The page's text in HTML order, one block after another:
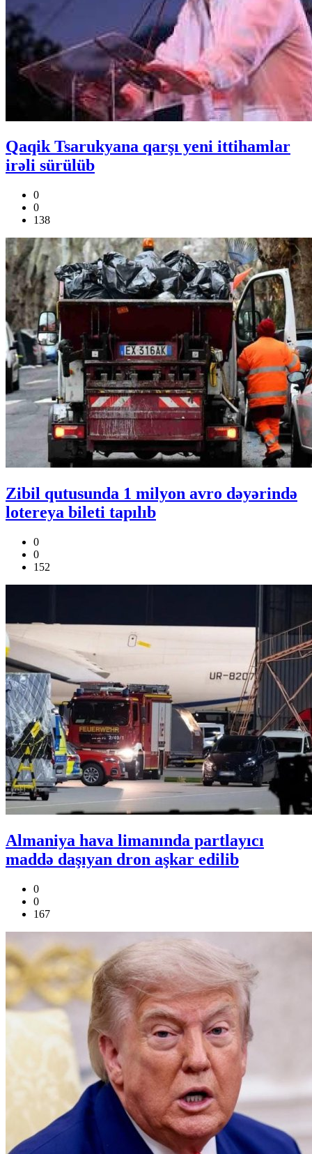
Qaqik Tsarukyana qarşı yeni ittihamlar
irəli sürülüb
0
0
138
Zibil qutusunda 1 milyon avro dəyərində
lotereya bileti tapılıb
0
0
152
Almaniya hava limanında partlayıcı
maddə daşıyan dron aşkar edilib
0
0
167